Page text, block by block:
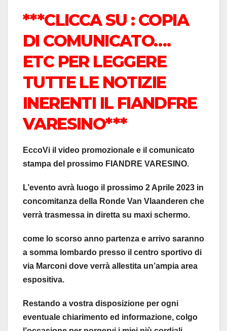
***CLICCA SU : COPIA
DI COMUNICATO….
ETC PER LEGGERE
TUTTE LE NOTIZIE
INERENTI IL FIANDFRE
VARESINO***
EccoVi il video promozionale e il comunicato
stampa del prossimo FIANDRE VARESINO.
L’evento avrà luogo il prossimo 2 Aprile 2023 in
concomitanza della Ronde Van Vlaanderen che
verrà trasmessa in diretta su maxi schermo.
come lo scorso anno partenza e arrivo saranno
a somma lombardo presso il centro sportivo di
via Marconi dove verrà allestita un’ampia area
espositiva.
Restando a vostra disposizione per ogni
eventuale chiarimento ed informazione, colgo